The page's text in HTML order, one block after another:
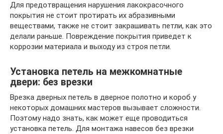
Для предотвращения нарушения лакокрасочного
покрытия не стоит протирать их абразивными
веществами, также не стоит закрашивать петли, как это
делали раньше. Повреждение покрытия приведет к
коррозии материала и выходу из строя петли.
Установка петель на межкомнатные
двери: без врезки
Врезка дверных петель в дверное полотно и короб у
некоторых домашних мастеров вызывает сложности.
Поэтому надо знать, как может еще проводиться
установка петель. Для монтажа навесов без врезки